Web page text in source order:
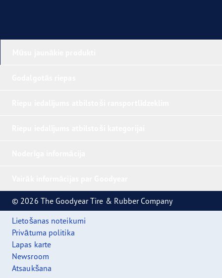
© 2026 The Goodyear Tire & Rubber Company
Lietošanas noteikumi
Privātuma politika
Lapas karte
Newsroom
Atsaukšana